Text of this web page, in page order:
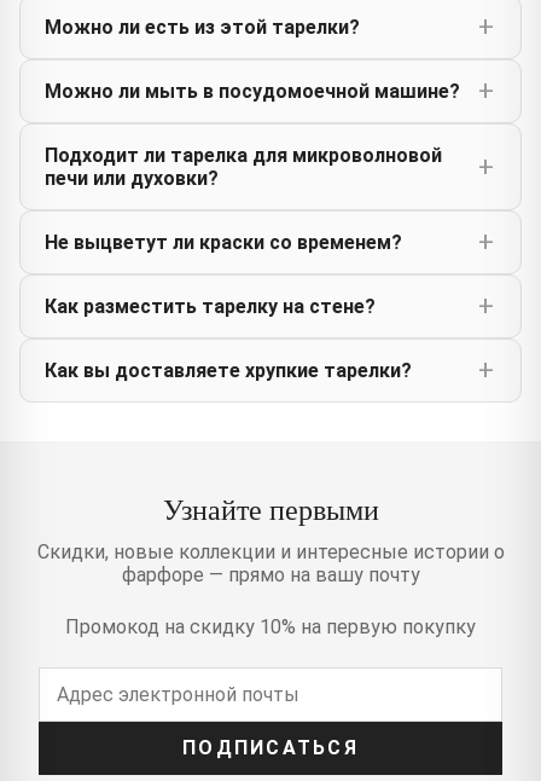
Можно ли есть из этой тарелки?
Можно ли мыть в посудомоечной машине?
Подходит ли тарелка для микроволновой
печи или духовки?
Не выцветут ли краски со временем?
Как разместить тарелку на стене?
Как вы доставляете хрупкие тарелки?
Узнайте первыми
Скидки, новые коллекции и интересные истории о
фарфоре — прямо на вашу почту
Промокод на скидку 10% на первую покупку
ПОДПИСАТЬСЯ